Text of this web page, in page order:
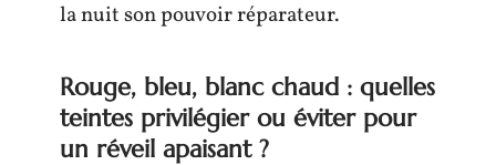
la nuit son pouvoir réparateur.
Rouge, bleu, blanc chaud : quelles
teintes privilégier ou éviter pour
un réveil apaisant ?